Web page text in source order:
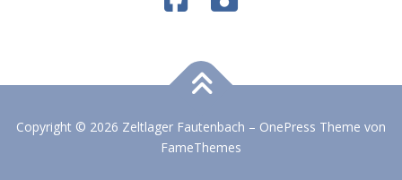
Copyright © 2026 Zeltlager Fautenbach – OnePress Theme von
FameThemes